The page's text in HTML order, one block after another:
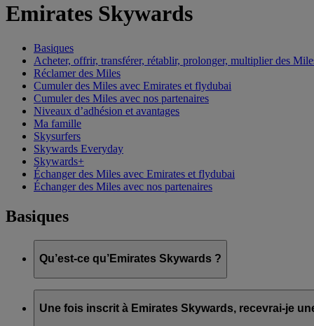
Emirates Skywards
Basiques
Acheter, offrir, transférer, rétablir, prolonger, multiplier des
Réclamer des Miles
Cumuler des Miles avec Emirates et flydubai
Cumuler des Miles avec nos partenaires
Niveaux d’adhésion et avantages
Ma famille
Skysurfers
Skywards Everyday
Skywards+
Échanger des Miles avec Emirates et flydubai
Échanger des Miles avec nos partenaires
Basiques
Qu’est-ce qu’Emirates Skywards ?
Emirates Skywards est le programme de fidélité primé
Il offre à ses membres une gamme d’avantages et
Une fois inscrit à Emirates Skywards, recevrai-je